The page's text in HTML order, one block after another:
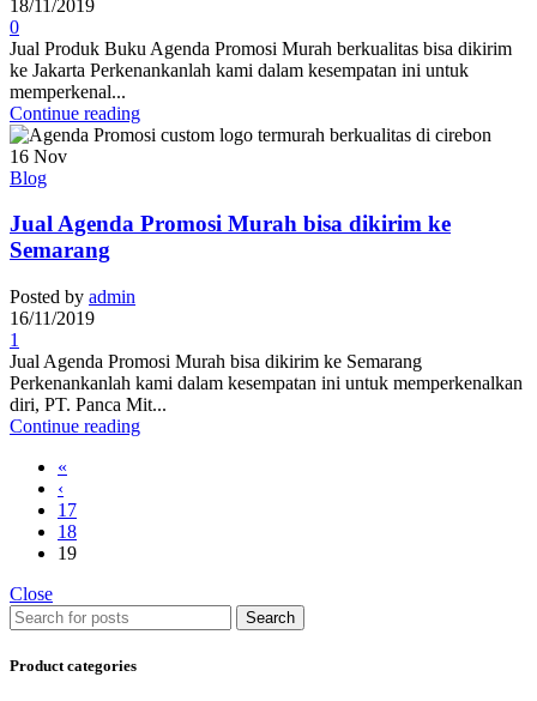
18/11/2019
0
Jual Produk Buku Agenda Promosi Murah berkualitas bisa dikirim
ke Jakarta Perkenankanlah kami dalam kesempatan ini untuk
memperkenal...
Continue reading
16 Nov
Blog
Jual Agenda Promosi Murah bisa dikirim ke
Semarang
Posted by admin
16/11/2019
1
Jual Agenda Promosi Murah bisa dikirim ke Semarang
Perkenankanlah kami dalam kesempatan ini untuk memperkenalkan
diri, PT. Panca Mit...
Continue reading
«
‹
17
18
19
Close
Search
Product categories